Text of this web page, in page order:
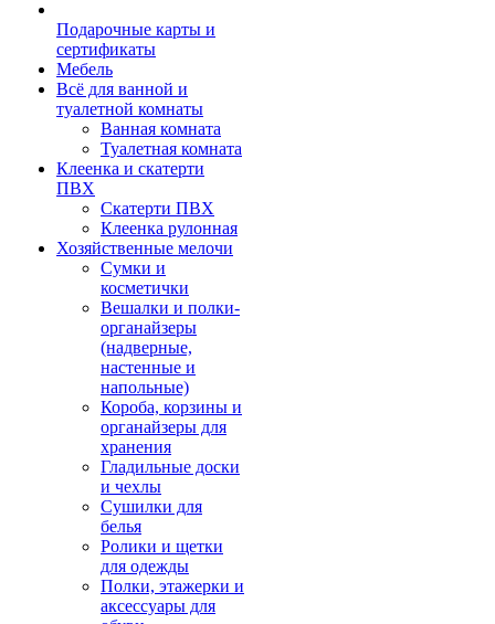
Подарочные карты и
сертификаты
Мебель
Всё для ванной и
туалетной комнаты
Ванная комната
Туалетная комната
Клеенка и скатерти
ПВХ
Скатерти ПВХ
Клеенка рулонная
Хозяйственные мелочи
Сумки и
косметички
Вешалки и полки-
органайзеры
(надверные,
настенные и
напольные)
Короба, корзины и
органайзеры для
хранения
Гладильные доски
и чехлы
Сушилки для
белья
Ролики и щетки
для одежды
Полки, этажерки и
аксессуары для